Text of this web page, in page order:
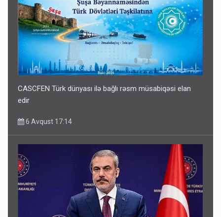
CASCFEN Türk dünyası ilə bağlı rəsm müsabiqəsi elan
edir
6 Avqust 17:14